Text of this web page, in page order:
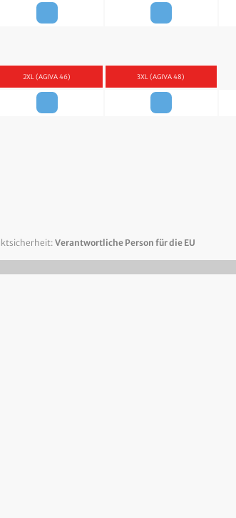
2XL (AGIVA 46) 3XL (AGIVA 48)
Verantwortliche Person für die EU